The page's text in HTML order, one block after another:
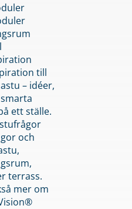
till
– idéer,
ett ställe.
och
terrass.
mer om